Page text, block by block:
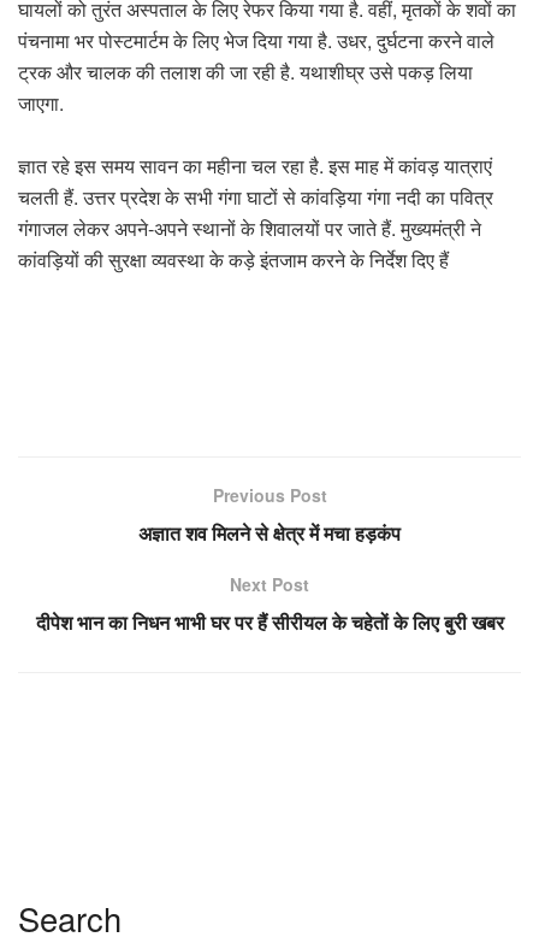
घायलों को तुरंत अस्पताल के लिए रेफर किया गया है. वहीं, मृतकों के शवों का
पंचनामा भर पोस्टमार्टम के लिए भेज दिया गया है. उधर, दुर्घटना करने वाले
ट्रक और चालक की तलाश की जा रही है. यथाशीघ्र उसे पकड़ लिया
जाएगा.
ज्ञात रहे इस समय सावन का महीना चल रहा है. इस माह में कांवड़ यात्राएं
चलती हैं. उत्तर प्रदेश के सभी गंगा घाटों से कांवड़िया गंगा नदी का पवित्र
गंगाजल लेकर अपने-अपने स्थानों के शिवालयों पर जाते हैं. मुख्यमंत्री ने
कांवड़ियों की सुरक्षा व्यवस्था के कड़े इंतजाम करने के निर्देश दिए हैं
Previous Post
अज्ञात शव मिलने से क्षेत्र में मचा हड़कंप
Next Post
दीपेश भान का निधन भाभी घर पर हैं सीरीयल के चहेतों के लिए बुरी खबर
Search